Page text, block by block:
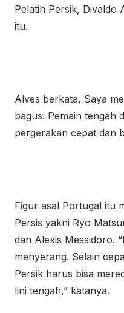
Pelatih Persik, Divaldo
itu.
Alves berkata, Saya
bagus. Pemain tengah
pergerakan cepat dan
Figur asal Portugal itu
Persis yakni Ryo
dan Alexis Messidoro.
menyerang. Selain
Persik harus bisa
lini tengah,” katanya.